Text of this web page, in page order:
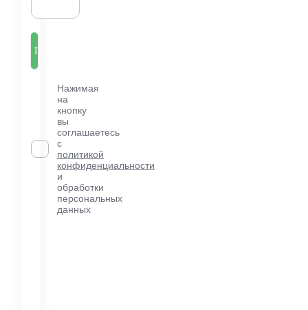
Нажимая
на
кнопку
вы
соглашаетесь
с
политикой
конфиденциальности
и
обработки
персональных
данных